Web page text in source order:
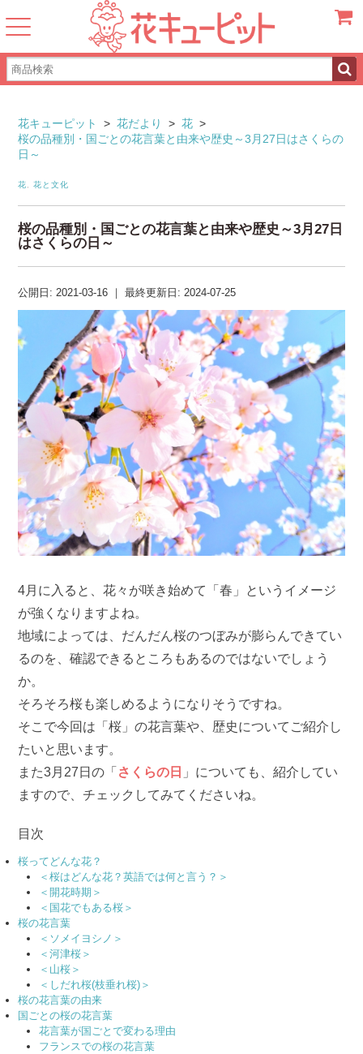
花キューピット > 花だより > 花 >
桜の品種別・国ごとの花言葉と由来や歴史～3月27日はさくらの
日～
花 ,花と文化
桜の品種別・国ごとの花言葉と由来や歴史～3月27日
はさくらの日～
公開日:2021-03-16 ｜最終更新日:2024-07-25
4月に入ると、花々が咲き始めて「春」というイメージ
が強くなりますよね。
地域によっては、だんだん桜のつぼみが膨らんできてい
るのを、確認できるところもあるのではないでしょう
か。
そろそろ桜も楽しめるようになりそうですね。
そこで今回は「桜」の花言葉や、歴史についてご紹介し
たいと思います。
また3月27日の「 さくらの日 」についても、紹介してい
ますので、チェックしてみてくださいね。
目次
桜ってどんな花？
＜桜はどんな花？英語では何と言う？＞
＜開花時期＞
＜国花でもある桜＞
桜の花言葉
＜ソメイヨシノ＞
＜河津桜＞
＜山桜＞
＜しだれ桜(枝垂れ桜)＞
桜の花言葉の由来
国ごとの桜の花言葉
花言葉が国ごとで変わる理由
フランスでの桜の花言葉